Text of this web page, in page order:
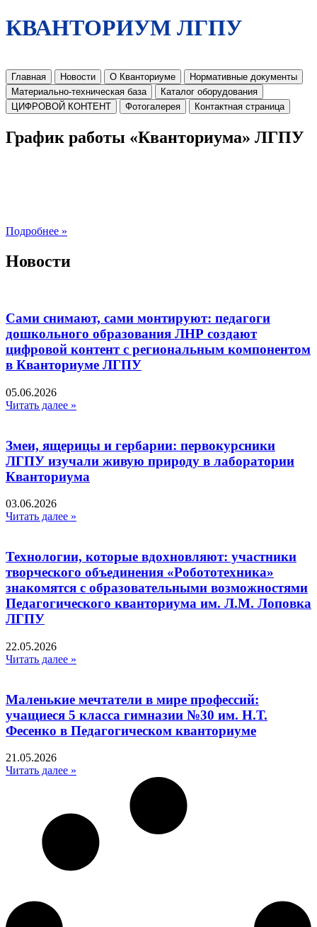
КВАНТОРИУМ ЛГПУ
Главная Новости О Кванториуме
Нормативные документы
Материально-техническая база
Каталог оборудования
ЦИФРОВОЙ КОНТЕНТ
Фотогалерея Контактная страница
График работы «Кванториума» ЛГПУ
Подробнее »
Новости
Сами снимают, сами монтируют: педагоги
дошкольного образования ЛНР создают
цифровой контент с региональным компонентом
в Кванториуме ЛГПУ​
05.06.2026
Читать далее »
Змеи, ящерицы и гербарии: первокурсники
ЛГПУ изучали живую природу в лаборатории
Кванториума
03.06.2026
Читать далее »
Технологии, которые вдохновляют: участники
творческого объединения «Робототехника»
знакомятся с образовательными возможностями
Педагогического кванториума им. Л.М. Лоповка
ЛГПУ
22.05.2026
Читать далее »
Маленькие мечтатели в мире профессий:
учащиеся 5 класса гимназии №30 им. Н.Т.
Фесенко в Педагогическом кванториуме
21.05.2026
Читать далее »